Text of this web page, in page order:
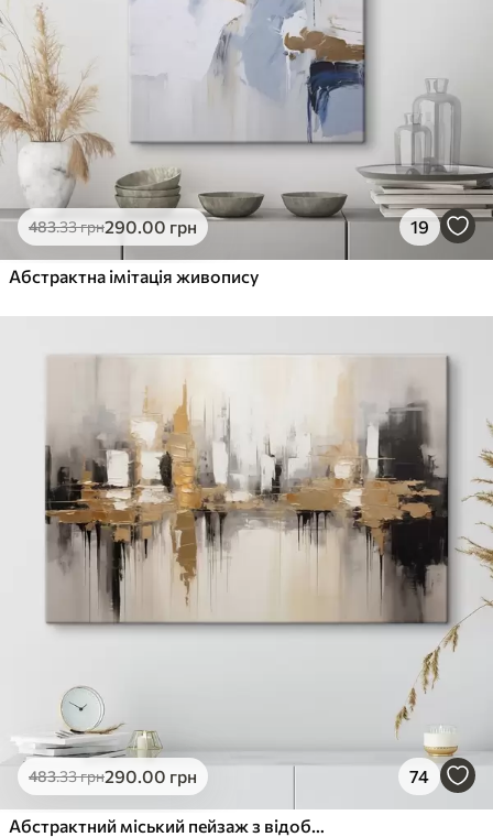
483.33грн290.00 грн 19
Абстрактна імітація живопису
483.33грн290.00 грн 74
Абстрактний міський пейзаж з відображеннями будівель у воді, створений у нейтральних тонах з акцентами теплих відтінків